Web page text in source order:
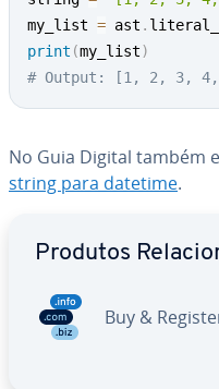
my_list = ast .
print (my_list)
# Output: [1, 2, 3,
No Guia Digital também
string para datetime.
Produtos
Buy &